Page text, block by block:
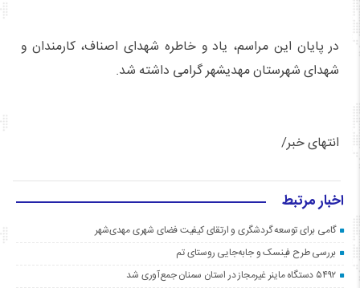
در پایان این مراسم، یاد و خاطره شهدای اصناف، کارمندان و
شهدای شهرستان مهدیشهر گرامی داشته شد.
انتهای خبر/
اخبار مرتبط
گامی برای توسعه گردشگری و ارتقای کیفیت فضای شهری مهدی‌شهر
بررسی طرح فینسک و جابه‌جایی روستای تم
۵۴۹۲ دستگاه ماینر غیرمجاز در استان سمنان جمع‌آوری شد